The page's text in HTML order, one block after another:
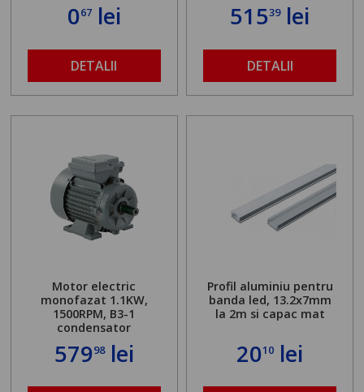
067lei
DETALII
51539lei
DETALII
Motor electric
monofazat 1.1KW,
1500RPM, B3-1
condensator
57998lei
Profil aluminiu pentru
banda led, 13.2x7mm
la 2m si capac mat
2010 lei